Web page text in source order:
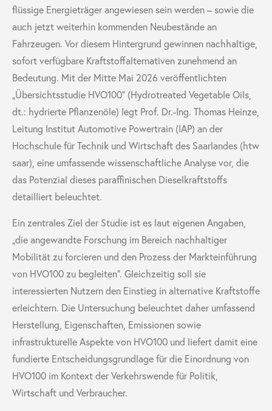
flüssige Energieträger angewiesen sein werden – sowie die
auch jetzt weiterhin kommenden Neubestände an
Fahrzeugen. Vor diesem Hintergrund gewinnen nachhaltige,
sofort verfügbare Kraftstoffalternativen zunehmend an
Bedeutung. Mit der Mitte Mai 2026 veröffentlichten
„Übersichtsstudie HVO100“ (Hydrotreated Vegetable Oils,
dt.: hydrierte Pflanzenöle) legt Prof. Dr.-Ing. Thomas Heinze,
Leitung Institut Automotive Powertrain (IAP) an der
Hochschule für Technik und Wirtschaft des Saarlandes (htw
saar), eine umfassende wissenschaftliche Analyse vor, die
das Potenzial dieses paraffinischen Dieselkraftstoffs
detailliert beleuchtet.
Ein zentrales Ziel der Studie ist es laut eigenen Angaben,
„dieangewandte Forschung im Bereich nachhaltiger
Mobilität zu forcieren und den Prozess der Markteinführung
von HVO100 zu begleiten“. Gleichzeitig soll sie
interessierten Nutzern den Einstieg in alternative Kraftstoffe
erleichtern. Die Untersuchung beleuchtet daher umfassend
Herstellung, Eigenschaften, Emissionen sowie
infrastrukturelle Aspekte von HVO100 und liefert damit eine
fundierte Entscheidungsgrundlage für die Einordnung von
HVO100 im Kontext der Verkehrswende für Politik,
Wirtschaft und Verbraucher.